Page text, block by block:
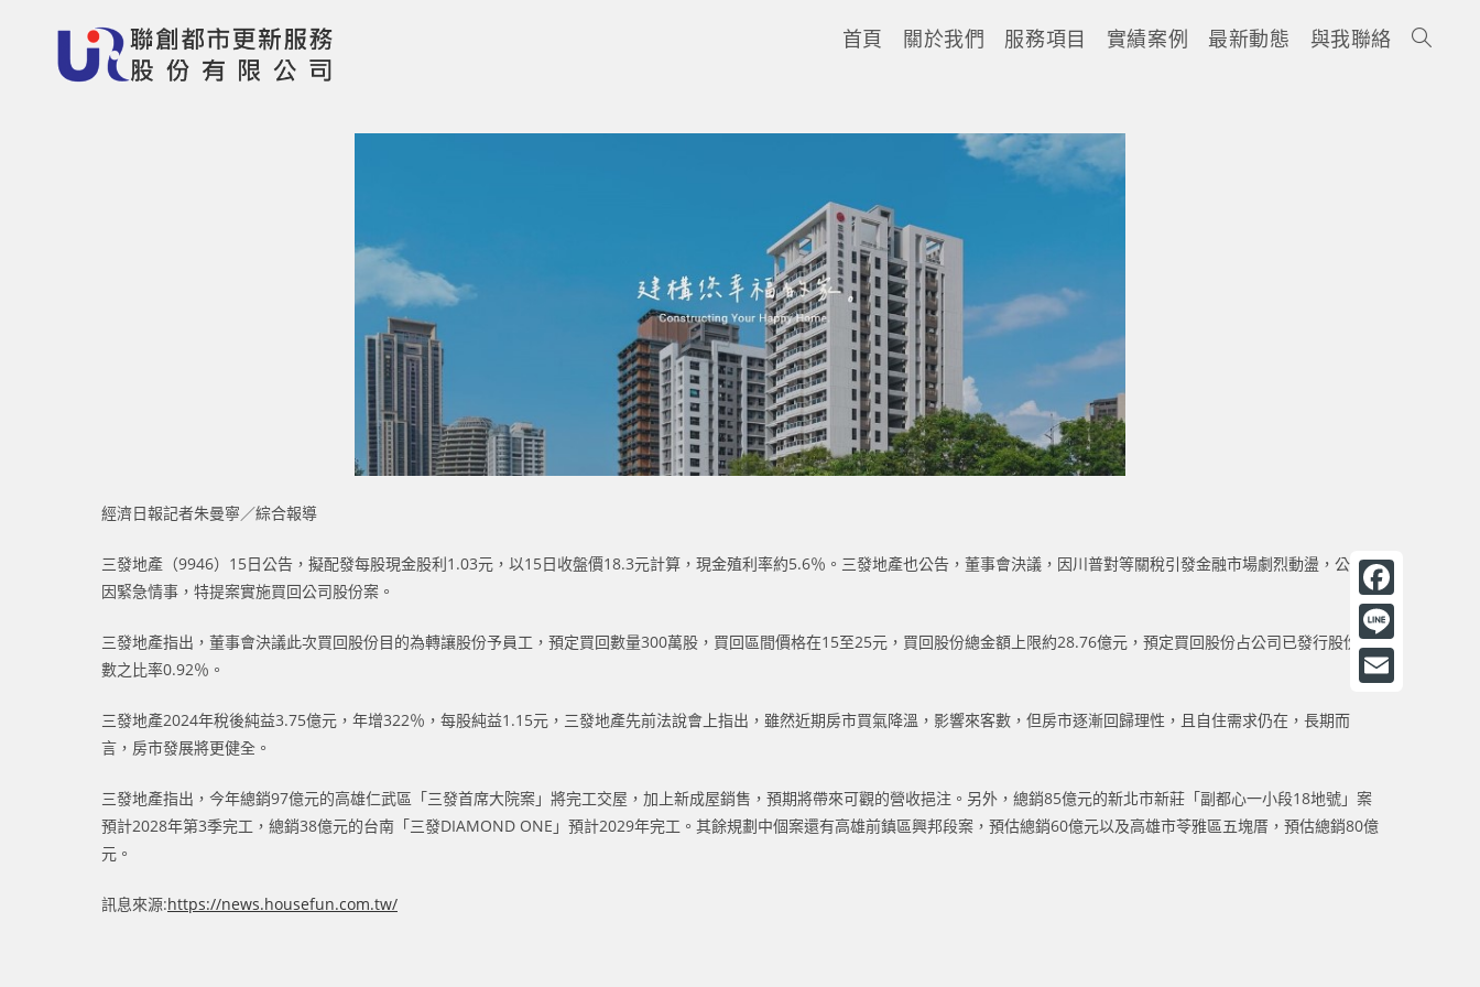
首頁 關於我們 服務項目 實績案例 最新動態 與我聯絡
經濟日報記者朱曼寧／綜合報導
三發地產（9946）15日公告，擬配發每股現金股利1.03元，以15日收盤價18.3元計算，現金殖利率約5.6％。三發地產也公告，董事會決議，因川普對等關稅引發金融市場劇烈動盪，公司
因緊急情事，特提案實施買回公司股份案。
三發地產指出，董事會決議此次買回股份目的為轉讓股份予員工，預定買回數量300萬股，買回區間價格在15至25元，買回股份總金額上限約28.76億元，預定買回股份占公司已發行股份總
數之比率0.92％。
三發地產2024年稅後純益3.75億元，年增322％，每股純益1.15元，三發地產先前法說會上指出，雖然近期房市買氣降溫，影響來客數，但房市逐漸回歸理性，且自住需求仍在，長期而
言，房市發展將更健全。
三發地產指出，今年總銷97億元的高雄仁武區「三發首席大院案」將完工交屋，加上新成屋銷售，預期將帶來可觀的營收挹注。另外，總銷85億元的新北市新莊「副都心一小段18地號」案
預計2028年第3季完工，總銷38億元的台南「三發DIAMOND ONE」預計2029年完工。其餘規劃中個案還有高雄前鎮區興邦段案，預估總銷60億元以及高雄市苓雅區五塊厝，預估總銷80億
元。
訊息來源:https://news.housefun.com.tw/
F
a
c
o
o
L
i